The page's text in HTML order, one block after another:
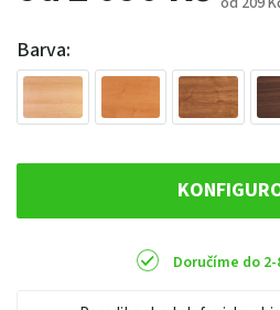
Barva:
Doručíme do